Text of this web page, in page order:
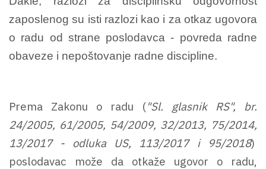
zaposlenog su isti razlozi kao i za otkaz ugovora
o radu od strane poslodavca - povreda radne
obaveze i nepoštovanje radne discipline.
Prema Zakonu o radu ("Sl. glasnik RS", br.
24/2005, 61/2005, 54/2009, 32/2013, 75/2014,
13/2017 - odluka US, 113/2017 i 95/2018)
poslodavac može da otkaže ugovor o radu,